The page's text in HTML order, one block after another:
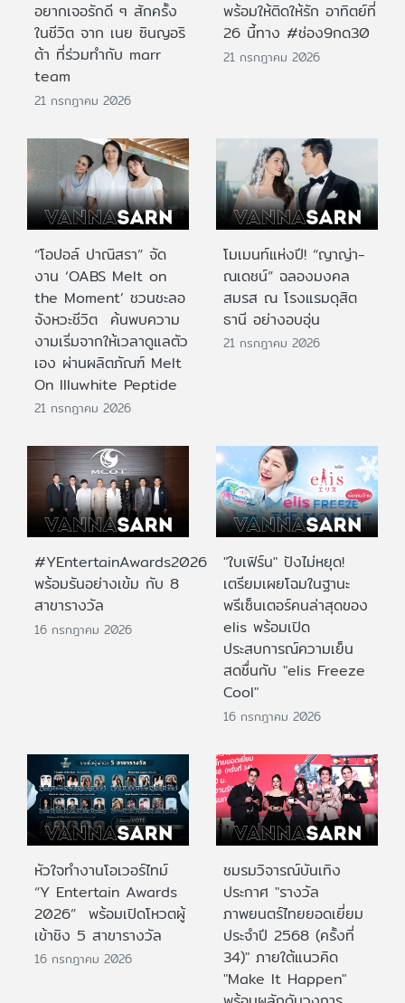
อยากเจอรักดี ๆ สักครั้ง
ในชีวิต จาก เนย ซินญอริ
ต้า ที่ร่วมทำกับ marr
team
21 กรกฎาคม 2026
พร้อมให้ติดให้รัก อาทิตย์ที่
26 นี้ทาง #ช่อง9กด30
21 กรกฎาคม 2026
“โอปอล์ ปาณิสรา” จัด
งาน ‘OABS Melt on
the Moment’ ชวนชะลอ
จังหวะชีวิต ค้นพบความ
งามเริ่มจากให้เวลาดูแลตัว
เอง ผ่านผลิตภัณฑ์ Melt
On Illuwhite Peptide
21 กรกฎาคม 2026
โมเมนท์แห่งปี! “ญาญ่า-
ณเดชน์” ฉลองมงคล
สมรส ณ โรงแรมดุสิต
ธานี อย่างอบอุ่น
21 กรกฎาคม 2026
#YEntertainAwards2026
พร้อมรันอย่างเข้ม กับ 8
สาขารางวัล
16 กรกฎาคม 2026
"ใบเฟิร์น" ปังไม่หยุด!
เตรียมเผยโฉมในฐานะ
พรีเซ็นเตอร์คนล่าสุดของ
elis พร้อมเปิด
ประสบการณ์ความเย็น
สดชื่นกับ "elis Freeze
Cool"
16 กรกฎาคม 2026
หัวใจทำงานโอเวอร์ไทม์
“Y Entertain Awards
2026” พร้อมเปิดโหวตผู้
เข้าชิง 5 สาขารางวัล
16 กรกฎาคม 2026
ชมรมวิจารณ์บันเทิง
ประกาศ "รางวัล
ภาพยนตร์ไทยยอดเยี่ยม
ประจําปี 2568 (ครั้งที่
34)" ภายใต้แนวคิด
"Make It Happen"